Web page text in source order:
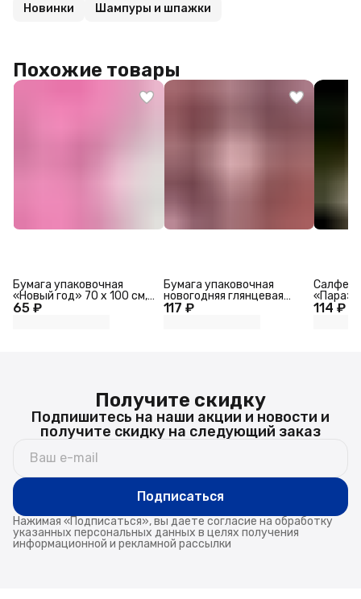
Новинки Шампуры и шпажки
Похожие товары
65 ₽
Бумага упаковочная
«Новый год» 70 х 100 см,
Холодное сердце
117 ₽
Бумага упаковочная
новогодняя глянцевая
«Снегопад», 70×100 см, 1
114 ₽
«Пара»
Получите скидку
Подпишитесь на наши акции и новости и
получите скидку на следующий заказ
Подписаться
Нажимая «Подписаться», вы даете согласие на обработку
указанных персональных данных в целях получения
информационной и рекламной рассылки